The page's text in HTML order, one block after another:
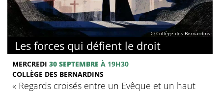
© Collège des Bernardins
Les forces qui défient le droit
MERCREDI 30 SEPTEMBRE À 19H30
COLLÈGE DES BERNARDINS
« Regards croisés entre un Evêque et un haut